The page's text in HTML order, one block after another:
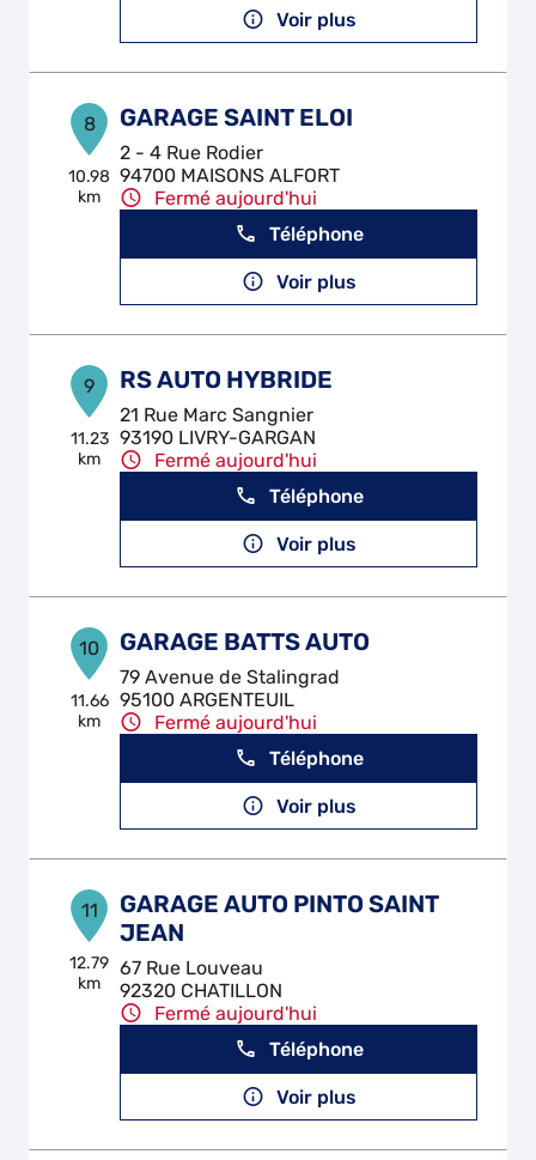
Voir plus
8
10.98
km
GARAGE SAINT ELOI
2 - 4 Rue Rodier
94700 MAISONS ALFORT
Fermé aujourd'hui
Téléphone
Voir plus
9
11.23
km
RS AUTO HYBRIDE
21 Rue Marc Sangnier
93190 LIVRY-GARGAN
Fermé aujourd'hui
Téléphone
Voir plus
10
11.66
km
GARAGE BATTS AUTO
79 Avenue de Stalingrad
95100 ARGENTEUIL
Fermé aujourd'hui
Téléphone
Voir plus
11
12.79
km
GARAGE AUTO PINTO SAINT
JEAN
67 Rue Louveau
92320 CHATILLON
Fermé aujourd'hui
Téléphone
Voir plus